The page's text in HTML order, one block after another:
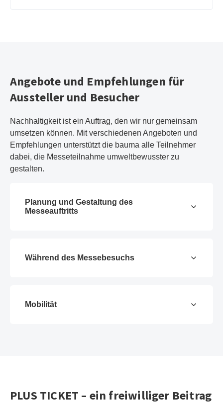
Angebote und Empfehlungen für
Aussteller und Besucher
Nachhaltigkeit ist ein Auftrag, den wir nur gemeinsam
umsetzen können. Mit verschiedenen Angeboten und
Empfehlungen unterstützt die bauma alle Teilnehmer
dabei, die Messeteilnahme umweltbewusster zu
gestalten.
Planung und Gestaltung des
Messeauftritts
Während des Messebesuchs
Mobilität
PLUS TICKET – ein freiwilliger Beitrag